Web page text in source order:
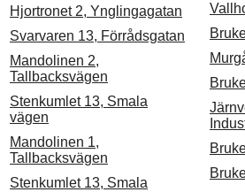
Hjortronet 2, Ynglingagatan
Svarvaren 13, Förrådsgatan
Mandolinen 2,
Tallbacksvägen
Stenkumlet 13, Smala
vägen
Mandolinen 1,
Tallbacksvägen
Stenkumlet 13, Smala